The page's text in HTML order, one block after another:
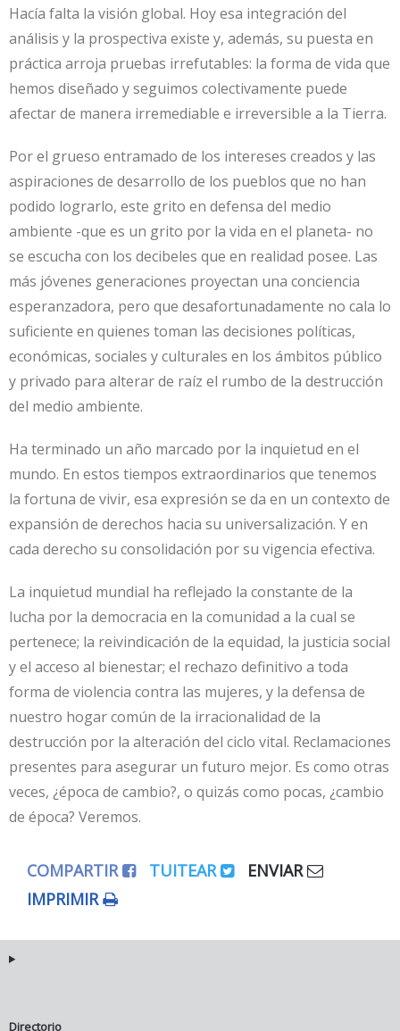
Hacía falta la visión global. Hoy esa integración del
análisis y la prospectiva existe y, además, su puesta en
práctica arroja pruebas irrefutables: la forma de vida que
hemos diseñado y seguimos colectivamente puede
afectar de manera irremediable e irreversible a la Tierra.
Por el grueso entramado de los intereses creados y las
aspiraciones de desarrollo de los pueblos que no han
podido lograrlo, este grito en defensa del medio
ambiente -que es un grito por la vida en el planeta- no
se escucha con los decibeles que en realidad posee. Las
más jóvenes generaciones proyectan una conciencia
esperanzadora, pero que desafortunadamente no cala lo
suficiente en quienes toman las decisiones políticas,
económicas, sociales y culturales en los ámbitos público
y privado para alterar de raíz el rumbo de la destrucción
del medio ambiente.
Ha terminado un año marcado por la inquietud en el
mundo. En estos tiempos extraordinarios que tenemos
la fortuna de vivir, esa expresión se da en un contexto de
expansión de derechos hacia su universalización. Y en
cada derecho su consolidación por su vigencia efectiva.
La inquietud mundial ha reflejado la constante de la
lucha por la democracia en la comunidad a la cual se
pertenece; la reivindicación de la equidad, la justicia social
y el acceso al bienestar; el rechazo definitivo a toda
forma de violencia contra las mujeres, y la defensa de
nuestro hogar común de la irracionalidad de la
destrucción por la alteración del ciclo vital. Reclamaciones
presentes para asegurar un futuro mejor. Es como otras
veces, ¿época de cambio?, o quizás como pocas, ¿cambio
de época? Veremos.
COMPARTIR TUITEAR
ENVIAR
IMPRIMIR
Directorio